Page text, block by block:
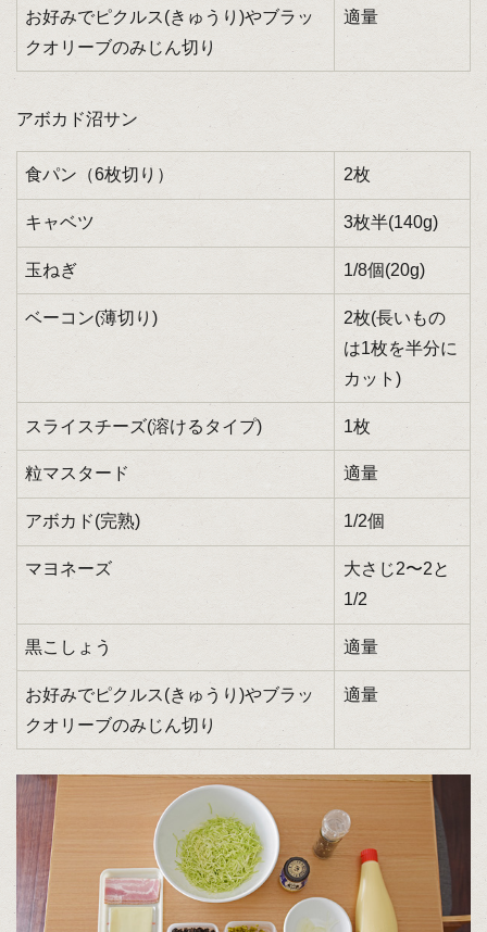
お好みでピクルス(きゅうり)やブラッ
クオリーブのみじん切り
適量
アボカド沼サン
食パン（6枚切り） 2枚
キャベツ 3枚半(140g)
玉ねぎ 1/8個(20g)
ベーコン(薄切り)
2枚(長いもの
は1枚を半分に
カット)
スライスチーズ(溶けるタイプ) 1枚
粒マスタード 適量
アボカド(完熟) 1/2個
マヨネーズ
大さじ2〜2と
1/2
黒こしょう 適量
お好みでピクルス(きゅうり)やブラッ
クオリーブのみじん切り
適量